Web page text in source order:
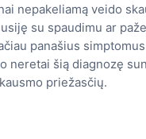
nepakeliamą veido
su spaudimu ar
panašius
neretai šią diagnozę
priežasčių.